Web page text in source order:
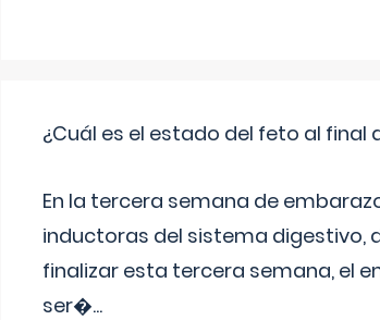
¿Cuál es el estado del feto al
En la tercera semana de
inductoras del sistema digestivo,
finalizar esta tercera semana, el
ser�...